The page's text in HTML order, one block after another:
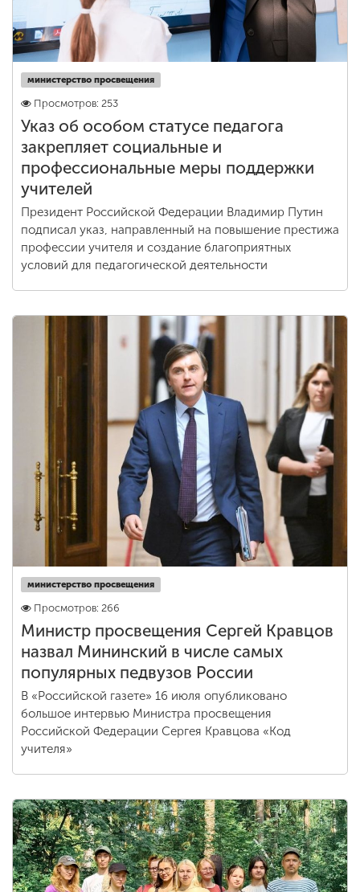
министерство просвещения
Просмотров: 253
Указ об особом статусе педагога
закрепляет социальные и
профессиональные меры поддержки
учителей
Президент Российской Федерации Владимир Путин
подписал указ, направленный на повышение престижа
профессии учителя и создание благоприятных
условий для педагогической деятельности
министерство просвещения
Просмотров: 266
Министр просвещения Сергей Кравцов
назвал Мининский в числе самых
популярных педвузов России
В «Российской газете» 16 июля опубликовано
большое интервью Министра просвещения
Российской Федерации Сергея Кравцова «Код
учителя»